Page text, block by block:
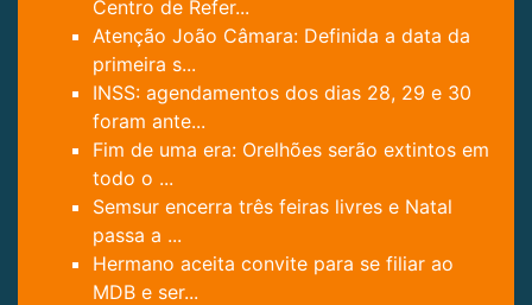
Centro de Refer...
Atenção João Câmara: Definida a data da
primeira s...
INSS: agendamentos dos dias 28, 29 e 30
foram ante...
Fim de uma era: Orelhões serão extintos em
todo o ...
Semsur encerra três feiras livres e Natal
passa a ...
Hermano aceita convite para se filiar ao
MDB e ser...